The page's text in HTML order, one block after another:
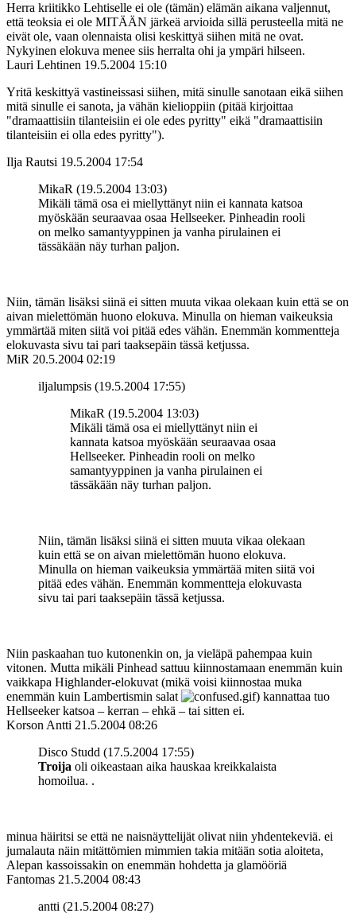
Herra kriitikko Lehtiselle ei ole (tämän) elämän aikana valjennut,
että teoksia ei ole MITÄÄN järkeä arvioida sillä perusteella mitä ne
eivät ole, vaan olennaista olisi keskittyä siihen mitä ne ovat.
Nykyinen elokuva menee siis herralta ohi ja ympäri hilseen.
Lauri Lehtinen 19.5.2004 15:10
Yritä keskittyä vastineissasi siihen, mitä sinulle sanotaan eikä siihen
mitä sinulle ei sanota, ja vähän kielioppiin (pitää kirjoittaa
"dramaattisiin tilanteisiin ei ole edes pyritty" eikä "dramaattisiin
tilanteisiin ei olla edes pyritty").
Ilja Rautsi 19.5.2004 17:54
MikaR (19.5.2004 13:03)
Mikäli tämä osa ei miellyttänyt niin ei kannata katsoa
myöskään seuraavaa osaa Hellseeker. Pinheadin rooli
on melko samantyyppinen ja vanha pirulainen ei
tässäkään näy turhan paljon.
Niin, tämän lisäksi siinä ei sitten muuta vikaa olekaan kuin että se on
aivan mielettömän huono elokuva. Minulla on hieman vaikeuksia
ymmärtää miten siitä voi pitää edes vähän. Enemmän kommentteja
elokuvasta sivu tai pari taaksepäin tässä ketjussa.
MiR 20.5.2004 02:19
iljalumpsis (19.5.2004 17:55)
MikaR (19.5.2004 13:03)
Mikäli tämä osa ei miellyttänyt niin ei
kannata katsoa myöskään seuraavaa osaa
Hellseeker. Pinheadin rooli on melko
samantyyppinen ja vanha pirulainen ei
tässäkään näy turhan paljon.
Niin, tämän lisäksi siinä ei sitten muuta vikaa olekaan
kuin että se on aivan mielettömän huono elokuva.
Minulla on hieman vaikeuksia ymmärtää miten siitä voi
pitää edes vähän. Enemmän kommentteja elokuvasta
sivu tai pari taaksepäin tässä ketjussa.
Niin paskaahan tuo kutonenkin on, ja vieläpä pahempaa kuin
vitonen. Mutta mikäli Pinhead sattuu kiinnostamaan enemmän kuin
vaikkapa Highlander-elokuvat (mikä voisi kiinnostaa muka
enemmän kuin Lambertismin salat
) kannattaa tuo
Hellseeker katsoa – kerran – ehkä – tai sitten ei.
Korson Antti 21.5.2004 08:26
Disco Studd (17.5.2004 17:55)
Troija oli oikeastaan aika hauskaa kreikkalaista
homoilua. .
minua häiritsi se että ne naisnäyttelijät olivat niin yhdentekeviä. ei
jumalauta näin mitättömien mimmien takia mitään sotia aloiteta,
Alepan kassoissakin on enemmän hohdetta ja glamööriä
Fantomas 21.5.2004 08:43
antti (21.5.2004 08:27)